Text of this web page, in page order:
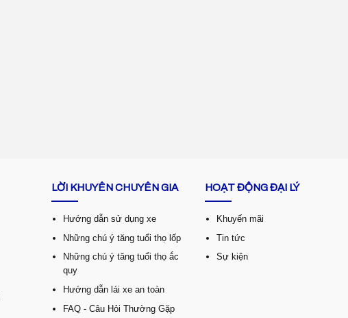
LỜI KHUYÊN CHUYÊN GIA
Hướng dẫn sử dụng xe
Những chú ý tăng tuổi thọ lốp
Những chú ý tăng tuổi thọ ắc
quy
Hướng dẫn lái xe an toàn
FAQ - Câu Hỏi Thường Gặp
HOẠT ĐỘNG ĐẠI LÝ
Khuyến mãi
Tin tức
Sự kiện